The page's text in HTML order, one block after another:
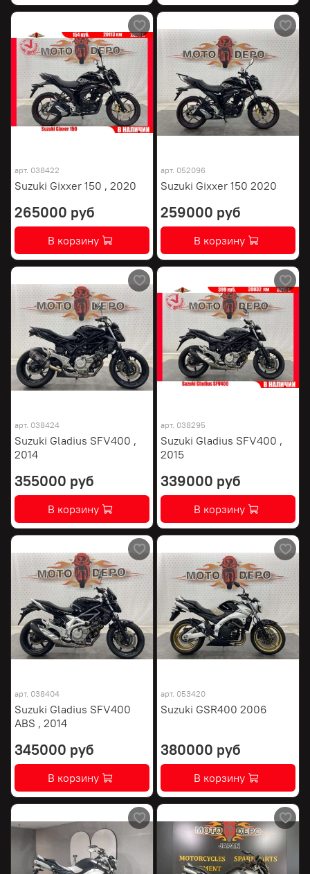
арт. 038422
Suzuki Gixxer 150 , 2020
265000 руб
В корзину
арт. 052096
Suzuki Gixxer 150 2020
259000 руб
В корзину
арт. 038424
Suzuki Gladius SFV400 ,
2014
355000 руб
В корзину
арт. 038295
Suzuki Gladius SFV400 ,
2015
339000 руб
В корзину
арт. 038404
Suzuki Gladius SFV400
ABS , 2014
345000 руб
В корзину
арт. 053420
Suzuki GSR400 2006
380000 руб
В корзину